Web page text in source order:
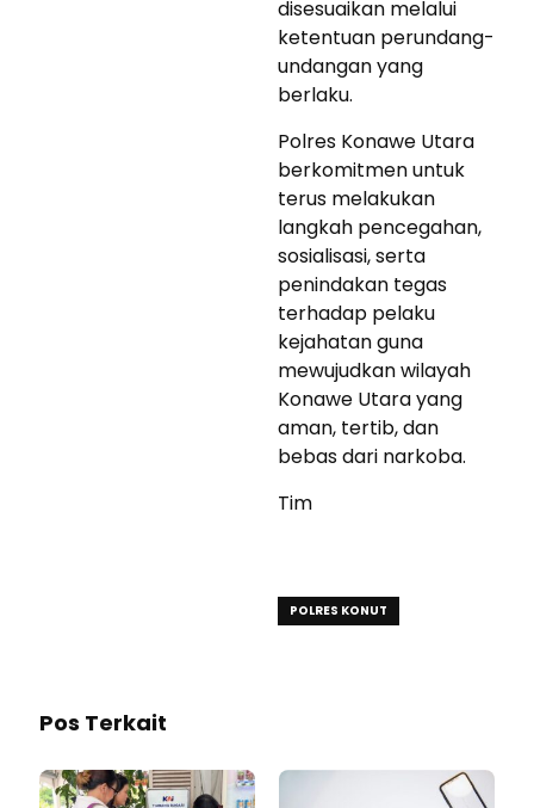
disesuaikan melalui
ketentuan perundang-
undangan yang
berlaku.
Polres Konawe Utara
berkomitmen untuk
terus melakukan
langkah pencegahan,
sosialisasi, serta
penindakan tegas
terhadap pelaku
kejahatan guna
mewujudkan wilayah
Konawe Utara yang
aman, tertib, dan
bebas dari narkoba.
Tim
POLRES KONUT
Pos Terkait